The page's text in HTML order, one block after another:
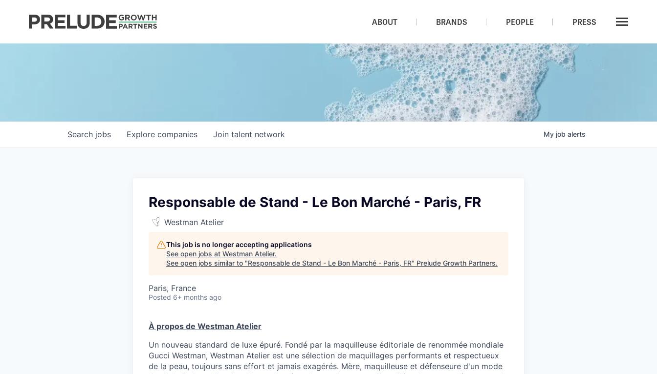
ABOUT BRANDS PEOPLE PRESS
Search jobs Explore companies Join talent network My job alerts
Responsable de Stand - Le Bon Marché - Paris, FR
Westman Atelier
This job is no longer accepting applications
See open jobs at Westman Atelier.
See open jobs similar to "Responsable de Stand - Le Bon Marché - Paris, FR" Prelude Growth Partners.
Paris, France
Posted 6+ months ago
À propos de Westman Atelier
Un nouveau standard de luxe épuré. Fondé par la maquilleuse éditoriale de renommée mondiale
Gucci Westman, Westman Atelier est une sélection de maquillages performants et respectueux
de la peau, toujours sans effort et jamais exagérés. Mère, maquilleuse et défenseure d'un mode